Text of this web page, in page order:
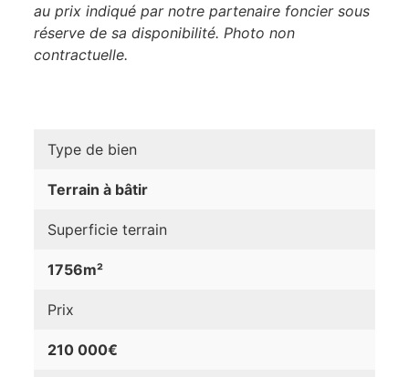
au prix indiqué par notre partenaire foncier sous
réserve de sa disponibilité. Photo non
contractuelle.
Type de bien
Terrain à bâtir
Superficie terrain
1756m²
Prix
210 000€